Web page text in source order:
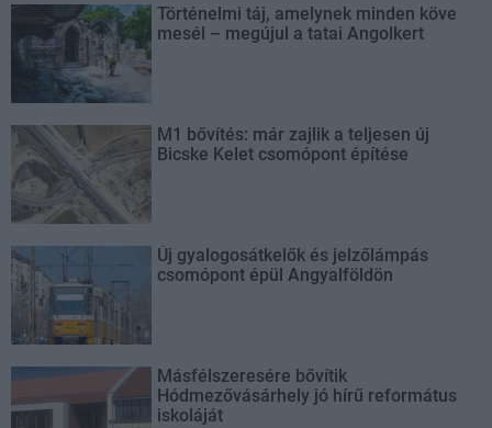
Történelmi táj, amelynek minden köve
mesél – megújul a tatai Angolkert
M1 bővítés: már zajlik a teljesen új
Bicske Kelet csomópont építése
Új gyalogosátkelők és jelzőlámpás
csomópont épül Angyalföldön
Másfélszeresére bővítik
Hódmezővásárhely jó hírű református
iskoláját